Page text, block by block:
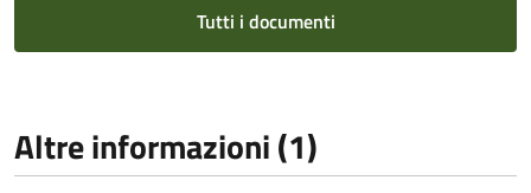
Tutti i documenti
Altre informazioni (1)